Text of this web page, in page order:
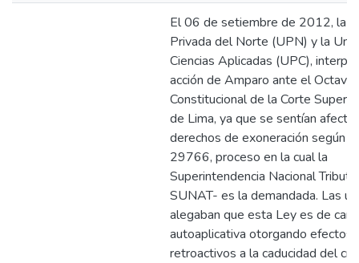
El 06 de setiembre de 2012, la
Privada del Norte (UPN) y la
Ciencias Aplicadas (UPC),
acción de Amparo ante el Octavo
Constitucional de la Corte
de Lima, ya que se sentían
derechos de exoneración según
29766, proceso en la cual la
Superintendencia Nacional
SUNAT- es la demandada. Las
alegaban que esta Ley es de
autoaplicativa otorgando efectos
retroactivos a la caducidad del